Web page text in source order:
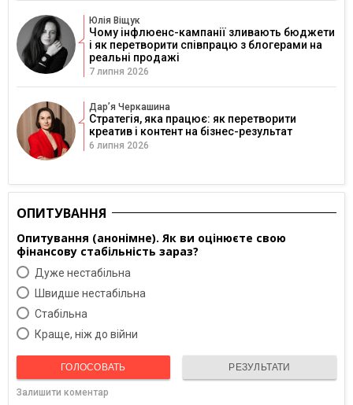
Юлія Віщук
Чому інфлюенс-кампанії зливають бюджети
і як перетворити співпрацю з блогерами на
реальні продажі
7 липня 2026
Дарʼя Черкашина
Стратегія, яка працює: як перетворити
креатив і контент на бізнес-результат
6 липня 2026
ОПИТУВАННЯ
Опитування (анонімне). Як ви оцінюєте свою
фінансову стабільність зараз?
Дуже нестабільна
Швидше нестабільна
Cтабільна
Краще, ніж до війни
ГОЛОСОВАТЬ РЕЗУЛЬТАТИ
Залишити коментар